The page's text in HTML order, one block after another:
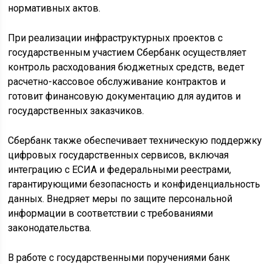
нормативных актов.
При реализации инфраструктурных проектов с
государственным участием Сбербанк осуществляет
контроль расходования бюджетных средств, ведет
расчетно-кассовое обслуживание контрактов и
готовит финансовую документацию для аудитов и
государственных заказчиков.
Сбербанк также обеспечивает техническую поддержку
цифровых государственных сервисов, включая
интеграцию с ЕСИА и федеральными реестрами,
гарантирующими безопасность и конфиденциальность
данных. Внедряет меры по защите персональной
информации в соответствии с требованиями
законодательства.
В работе с государственными поручениями банк